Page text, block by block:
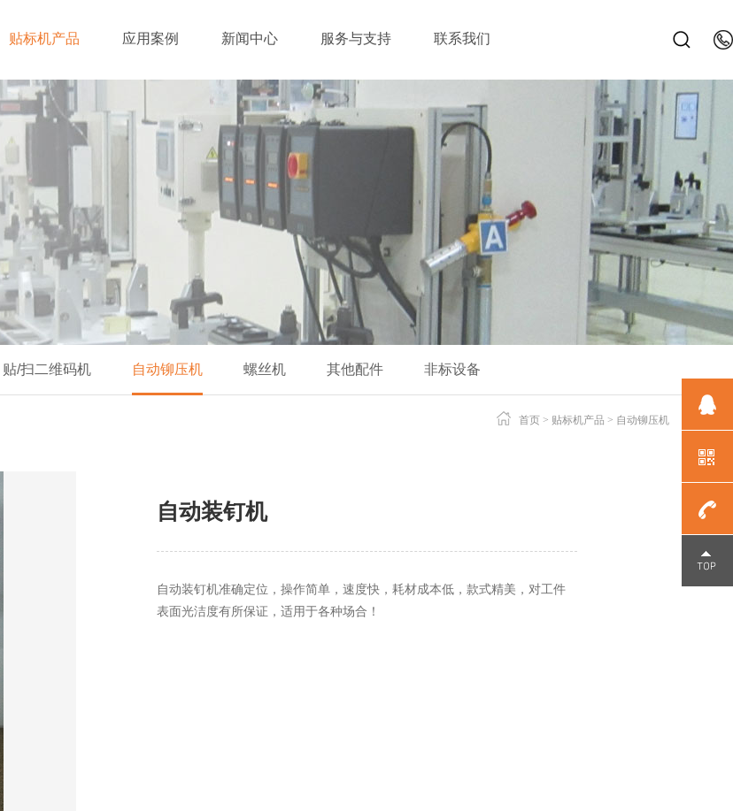
贴标机产品 应用案例 新闻中心 服务与支持 联系我们
贴/扫二维码机 自动铆压机 螺丝机 其他配件 非标设备
首页 > 贴标机产品 > 自动铆压机
自动装钉机
自动装钉机准确定位，操作简单，速度快，耗材成本低，款式精美，对工件
表面光洁度有所保证，适用于各种场合！
点击咨询